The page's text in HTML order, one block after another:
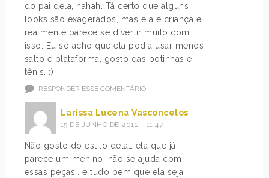
do pai dela, hahah. Tá certo que alguns
looks são exagerados, mas ela é criança e
realmente parece se divertir muito com
isso. Eu só acho que ela podia usar menos
salto e plataforma, gosto das botinhas e
tênis. :)
RESPONDER ESSE COMENTÁRIO
Larissa Lucena Vasconcelos
15 DE JUNHO DE 2012 - 11:47
Não gosto do estilo dela… ela que já
parece um menino, não se ajuda com
essas peças… e tudo bem que ela seja